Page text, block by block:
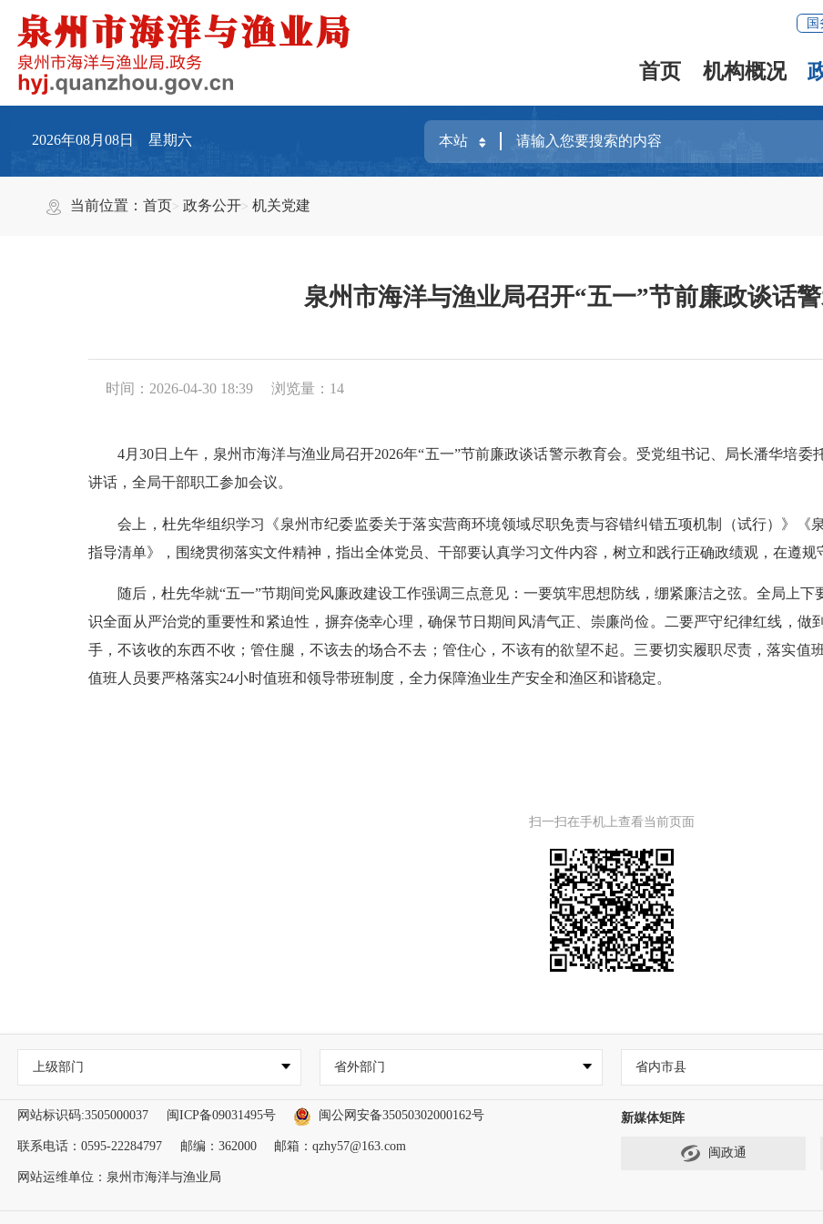
国
首页 机构概况
2026年08月08日 星期六
当前位置：首页 政务公开 机关党建
泉州市海洋与渔业局召开“五一”节前廉政谈话
时间：2026-04-30 18:39 浏览量： 14
4月30日上午，泉州市海洋与渔业局召开2026年“五一”节前廉政谈话警示教育会。受党组书记、局长潘华培委
讲话，全局干部职工参加会议。
会上，杜先华组织学习《泉州市纪委监委关于落实营商环境领域尽职免责与容错纠错五项机制（试行）》《
指导清单》，围绕贯彻落实文件精神，指出全体党员、干部要认真学习文件内容，树立和践行正确政绩观，在遵规
随后，杜先华就“五一”节期间党风廉政建设工作强调三点意见：一要筑牢思想防线，绷紧廉洁之弦。全局上下
识全面从严治党的重要性和紧迫性，摒弃侥幸心理，确保节日期间风清气正、崇廉尚俭。二要严守纪律红线，做
手，不该收的东西不收；管住腿，不该去的场合不去；管住心，不该有的欲望不起。三要切实履职尽责，落实值
值班人员要严格落实24小时值班和领导带班制度，全力保障渔业生产安全和渔区和谐稳定。
扫一扫在手机上查看当前页面
上级部门 省外部门 省内市县
网站标识码:3505000037 闽ICP备09031495号 闽公网安备35050302000162号
联系电话：0595-22284797 邮编：362000 邮箱：qzhy57@163.com
网站运维单位：泉州市海洋与渔业局
新媒体矩阵
闽政通